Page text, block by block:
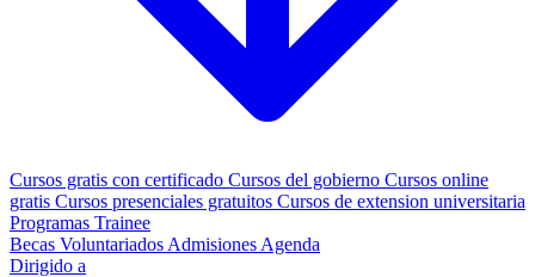
Cursos gratis con certificado Cursos del gobierno Cursos online
gratis Cursos presenciales gratuitos Cursos de extension universitaria
Programas Trainee
Becas Voluntariados Admisiones Agenda
Dirigido a